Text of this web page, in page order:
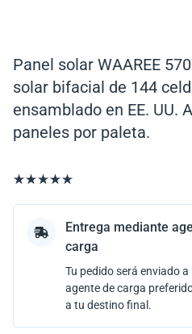
Panel solar WAAREE
solar bifacial de 144
ensamblado en EE. UU.
paneles por paleta.
Entrega mediante
carga
Tu pedido será enviado a
agente de carga
a tu destino final.